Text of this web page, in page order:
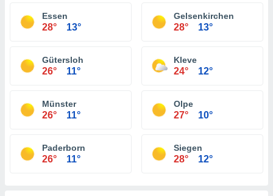
Essen
28° 13°
Gelsenkirchen
28° 13°
Gütersloh
26° 11°
Kleve
24° 12°
Münster
26° 11°
Olpe
27° 10°
Paderborn
26° 11°
Siegen
28° 12°